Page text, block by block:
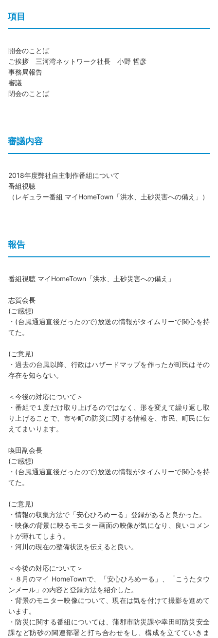
項目
開会のことば
ご挨拶 三河湾ネットワーク社長 小野 哲彦
事務局報告
審議
閉会のことば
審議内容
2018年度弊社自主制作番組について
番組視聴
（レギュラー番組 マイHomeTown「洪水、土砂災害への備え」）
報告
番組視聴 マイHomeTown「洪水、土砂災害への備え」
志賀会長
(ご感想)
・(台風通過直後だったので)放送の情報がタイムリーで関心を持
てた。
(ご意見)
・過去の台風以降、行政はハザードマップを作ったが町民はその
存在を知らない。
＜今後の対応について＞
・番組で１度だけ取り上げるのではなく、形を変えて繰り返し取
り上げることで、市や町の防災に関する情報を、市民、町民に伝
えてまいります。
喚田副会長
(ご感想)
・(台風通過直後だったので)放送の情報がタイムリーで関心を持
てた。
(ご意見)
・情報の収集方法で「安心ひろめーる」登録があると良かった。
・映像の背景に映るモニター画面の映像が気になり、良いコメン
トが薄れてしまう。
・河川の現在の整備状況を伝えると良い。
＜今後の対応について＞
・８月のマイ HomeTownで、「安心ひろめーる」、「こうたタウ
ンメール」の内容と登録方法を紹介した。
・背景のモニター映像について、現在は気を付けて撮影を進めて
います。
・防災に関する番組については、蒲郡市防災課や幸田町防災安全
課など防砂の関連部署と打ち合わせをし、構成を立てていきま